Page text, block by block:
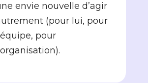
envie nouvelle d’agir
(pour lui, pour
pour